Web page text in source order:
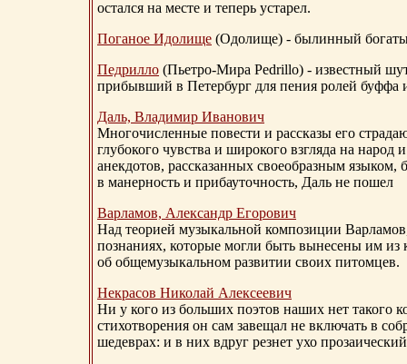
остался на месте и теперь устарел.
Поганое Идолище (Одолище) - былинный
Педрилло (Пьетро-Мира Pedrillo) - известный
прибывший в Петербург для пения ролей буффа
Даль, Владимир Иванович
Многочисленные повести и рассказы его
глубокого чувства и широкого взгляда на
анекдотов, рассказанных своеобразным
в манерность и прибауточность, Даль не пошел
Варламов, Александр Егорович
Над теорией музыкальной композиции
познаниях, которые могли быть вынесены им из
об общемузыкальном развитии своих питомцев.
Некрасов Николай Алексеевич
Ни у кого из больших поэтов наших нет такого
стихотворения он сам завещал не включать в
шедеврах: и в них вдруг резнет ухо